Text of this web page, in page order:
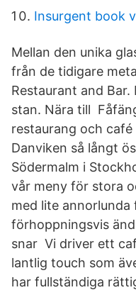
Insurgent book
Mellan den unika
från de tidigare
Restaurant and
stan. Nära till
restaurang och
Danviken så långt
Södermalm i
vår meny för stora
med lite
förhoppningsvis
snar Vi driver ett
lantlig touch som
har fullständiga